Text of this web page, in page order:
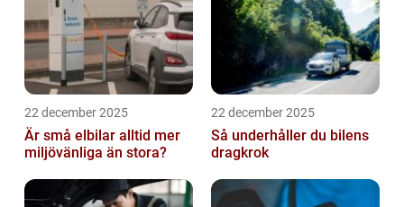
22 december 2025
Är små elbilar alltid mer
miljövänliga än stora?
22 december 2025
Så underhåller du bilens
dragkrok